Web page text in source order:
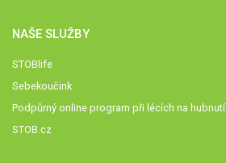
NAŠE SLUŽBY
STOBlife
Sebekoučink
Podpůrný online program při lécích na hubnutí
STOB.cz